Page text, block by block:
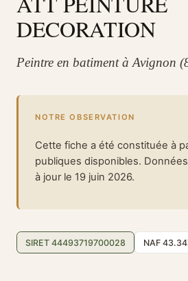
DECORATION
Peintre en batiment à Avignon
NOTRE OBSERVATION
Cette fiche a été constituée à
publiques disponibles.
à jour le 19 juin 2026.
SIRET 44493719700028 NAF